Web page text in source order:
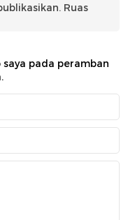
Ruas
pada peramban